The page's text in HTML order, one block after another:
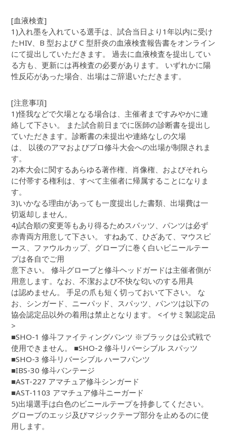
[血液検査]
1)入れ墨を入れている選手は、試合当日より1年以内に受け
たHIV、B 型および C 型肝炎の血液検査報告書をオンライン
にて提出していただきます。 過去に血液検査を提出してい
る方も、更新には再検査の必要があります。 いずれかに陽
性反応があった場合、出場はご辞退いただきます。
[注意事項]
1)怪我などで欠場となる場合は、主催者まですみやかに連
絡して下さい。 また試合前日までに医師の診断書を提出し
ていただきます。診断書の未提出や連絡なしの欠場
は、 以後のアマおよびプロ修斗大会への出場が制限されま
す。
2)本大会に関するあらゆる著作権、肖像権、およびそれら
に付帯する権利は、すべて主催者に帰属することになりま
す。
3)いかなる理由があっても一度提出した書類、出場費は一
切返却しません。
4)試合順の変更等もあり得るためスパッツ、パンツは必ず
赤青両方用意して下さい。 すねあて、ひざあて、マウスピ
ース、ファウルカップ、グローブに巻く白いビニールテー
プは各自でご用
意下さい。 修斗グローブと修斗ヘッドガードは主催者側が
用意します。なお、不潔および不快な匂いのする用具
は認めません。 手足の爪も短く切っておいて下さい。 な
お、シンガード、ニーパッド、スパッツ、パンツは以下の
協会認定品以外の着用は禁止となります。 <イサミ製認定品
>
■SHO-1 修斗ファイティングパンツ ※ブラックは公式戦で
使用できません。 ■SHO-2 修斗リバーシブル スパッツ
■SHO-3 修斗リバーシブル ハーフパンツ
■IBS-30 修斗バンテージ
■AST-227 アマチュア修斗シンガード
■AST-1103 アマチュア修斗ニーガード
5)出場選手は白色のビニールテープを持参してください。
グローブのエッジ及びマジックテープ部分を止めるのに使
用します。